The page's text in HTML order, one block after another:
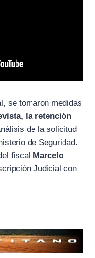
se tomaron medidas
la retención
de la solicitud
de Seguridad.
fiscal Marcelo
Judicial con